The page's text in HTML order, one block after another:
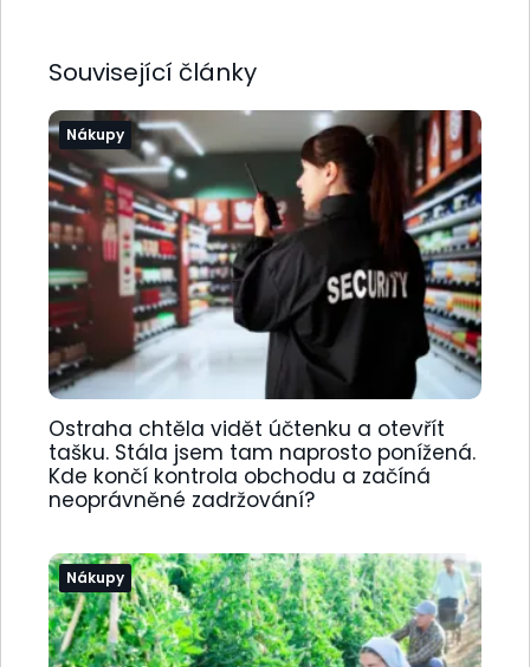
Související články
Nákupy
Ostraha chtěla vidět účtenku a otevřít
tašku. Stála jsem tam naprosto ponížená.
Kde končí kontrola obchodu a začíná
neoprávněné zadržování?
Nákupy